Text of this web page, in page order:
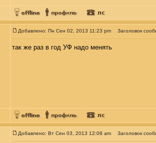
Добавлено: Пн Сен 02, 2013 11:23 pm Заголовок
так же раз в год УФ надо менять
Добавлено: Вт Сен 03, 2013 12:08 am Заголовок